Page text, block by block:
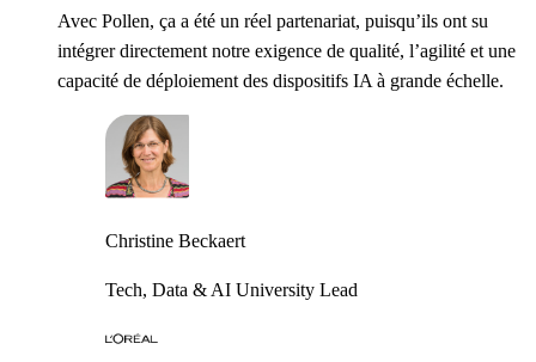
Avec Pollen, ça a été un réel partenariat, puisqu’ils ont su
intégrer directement notre exigence de qualité, l’agilité et une
capacité de déploiement des dispositifs IA à grande échelle.
Christine Beckaert
Tech, Data & AI University Lead